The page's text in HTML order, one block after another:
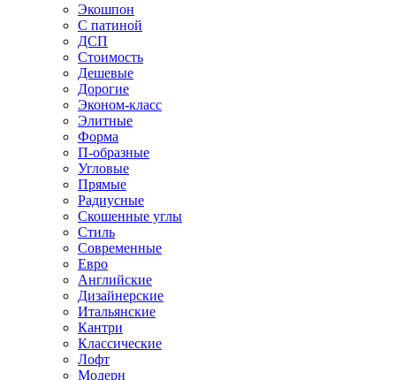
Экошпон
С патиной
ДСП
Стоимость
Дешевые
Дорогие
Эконом-класс
Элитные
Форма
П-образные
Угловые
Прямые
Радиусные
Скошенные углы
Стиль
Современные
Евро
Английские
Дизайнерские
Итальянские
Кантри
Классические
Лофт
Модерн